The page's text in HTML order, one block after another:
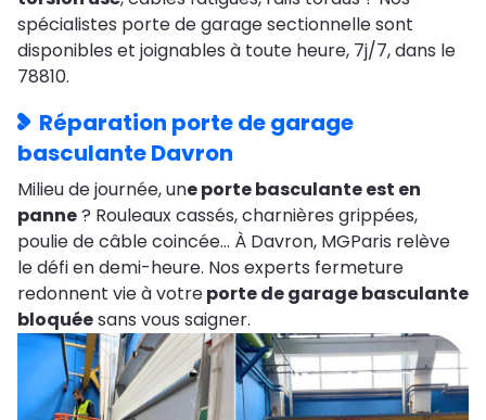
spécialistes porte de garage sectionnelle sont
disponibles et joignables à toute heure, 7j/7, dans le
78810.
Réparation porte de garage
basculante Davron
Milieu de journée, une porte basculante est en
panne? Rouleaux cassés, charnières grippées,
poulie de câble coincée… À Davron, MGParis relève
le défi en demi-heure. Nos experts fermeture
redonnent vie à votreporte de garage basculante
bloquéesans vous saigner.